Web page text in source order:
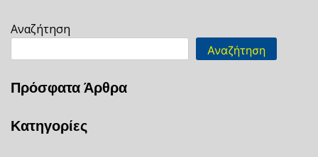
άρθρων
Αναζήτηση
Αναζήτηση
Πρόσφατα Άρθρα
Κατηγορίες